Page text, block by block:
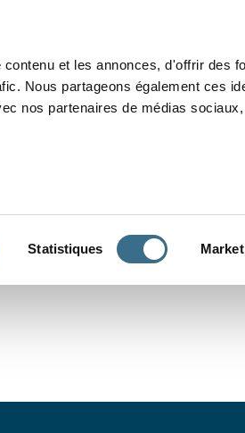
et les annonces, d'offrir des
Nous partageons également ces
nos partenaires de médias
Statistiques